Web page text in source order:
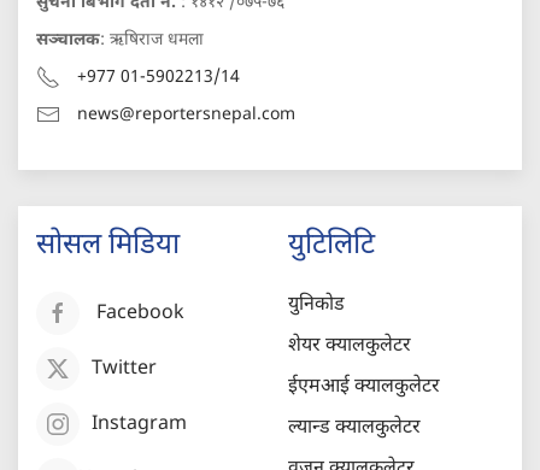
सञ्चालक: ऋषिराज धमला
+977 01-5902213/14
news@reportersnepal.com
सोसल मिडिया
Facebook
Twitter
Instagram
युटिलिटि
युनिकोड
शेयर क्यालकुलेटर
ईएमआई क्यालकुलेटर
ल्यान्ड क्यालकुलेटर